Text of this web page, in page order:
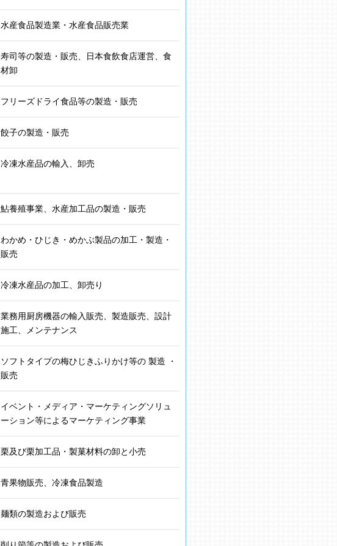
水産食品製造業・水産食品販売業
寿司等の製造・販売、日本食飲食店運営、食
材卸
フリーズドライ食品等の製造・販売
餃子の製造・販売
冷凍水産品の輸入、卸売
鮎養殖事業、水産加工品の製造・販売
わかめ・ひじき・めかぶ製品の加工・製造・
販売
冷凍水産品の加工、卸売り
業務用厨房機器の輸入販売、製造販売、設計
施工、メンテナンス
ソフトタイプの梅ひじきふりかけ等の 製造 ・
販売
イベント・メディア・マーケティングソリュ
ーション等によるマーケティング事業
栗及び栗加工品・製菓材料の卸と小売
⻘果物販売、冷凍⾷品製造
麺類の製造および販売